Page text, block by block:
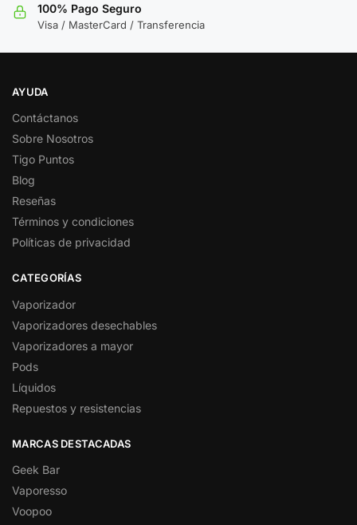
100% Pago Seguro
Visa / MasterCard / Transferencia
AYUDA
Contáctanos
Sobre Nosotros
Tigo Puntos
Blog
Reseñas
Términos y condiciones
Políticas de privacidad
CATEGORÍAS
Vaporizador
Vaporizadores desechables
Vaporizadores a mayor
Pods
Líquidos
Repuestos y resistencias
MARCAS DESTACADAS
Geek Bar
Vaporesso
Voopoo